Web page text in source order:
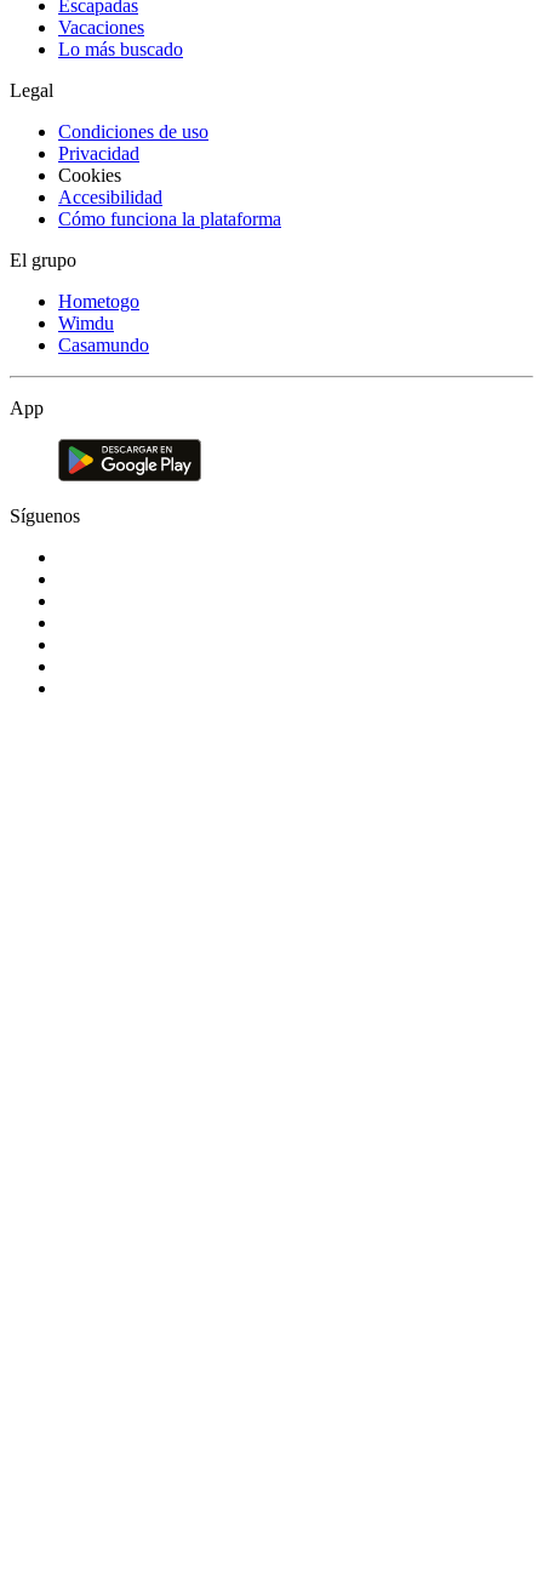
Escapadas
Vacaciones
Lo más buscado
Legal
Condiciones de uso
Privacidad
Cookies
Accesibilidad
Cómo funciona la plataforma
El grupo
Hometogo
Wimdu
Casamundo
App
Síguenos